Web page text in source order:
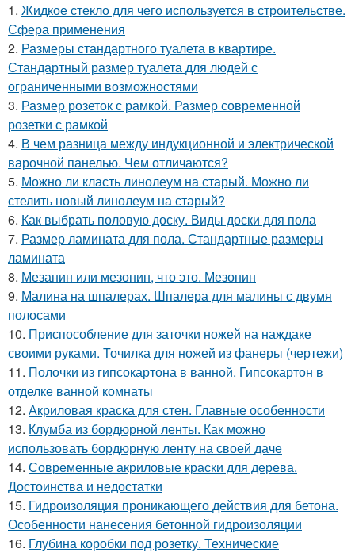
1. Жидкое стекло для чего используется в строительстве.
Сфера применения
2. Размеры стандартного туалета в квартире.
Стандартный размер туалета для людей с
ограниченными возможностями
3. Размер розеток с рамкой. Размер современной
розетки с рамкой
4. В чем разница между индукционной и электрической
варочной панелью. Чем отличаются?
5. Можно ли класть линолеум на старый. Можно ли
стелить новый линолеум на старый?
6. Как выбрать половую доску. Виды доски для пола
7. Размер ламината для пола. Стандартные размеры
ламината
8. Мезанин или мезонин, что это. Мезонин
9. Малина на шпалерах. Шпалера для малины с двумя
полосами
10. Приспособление для заточки ножей на наждаке
своими руками. Точилка для ножей из фанеры (чертежи)
11. Полочки из гипсокартона в ванной. Гипсокартон в
отделке ванной комнаты
12. Акриловая краска для стен. Главные особенности
13. Клумба из бордюрной ленты. Как можно
использовать бордюрную ленту на своей даче
14. Современные акриловые краски для дерева.
Достоинства и недостатки
15. Гидроизоляция проникающего действия для бетона.
Особенности нанесения бетонной гидроизоляции
16. Глубина коробки под розетку. Технические